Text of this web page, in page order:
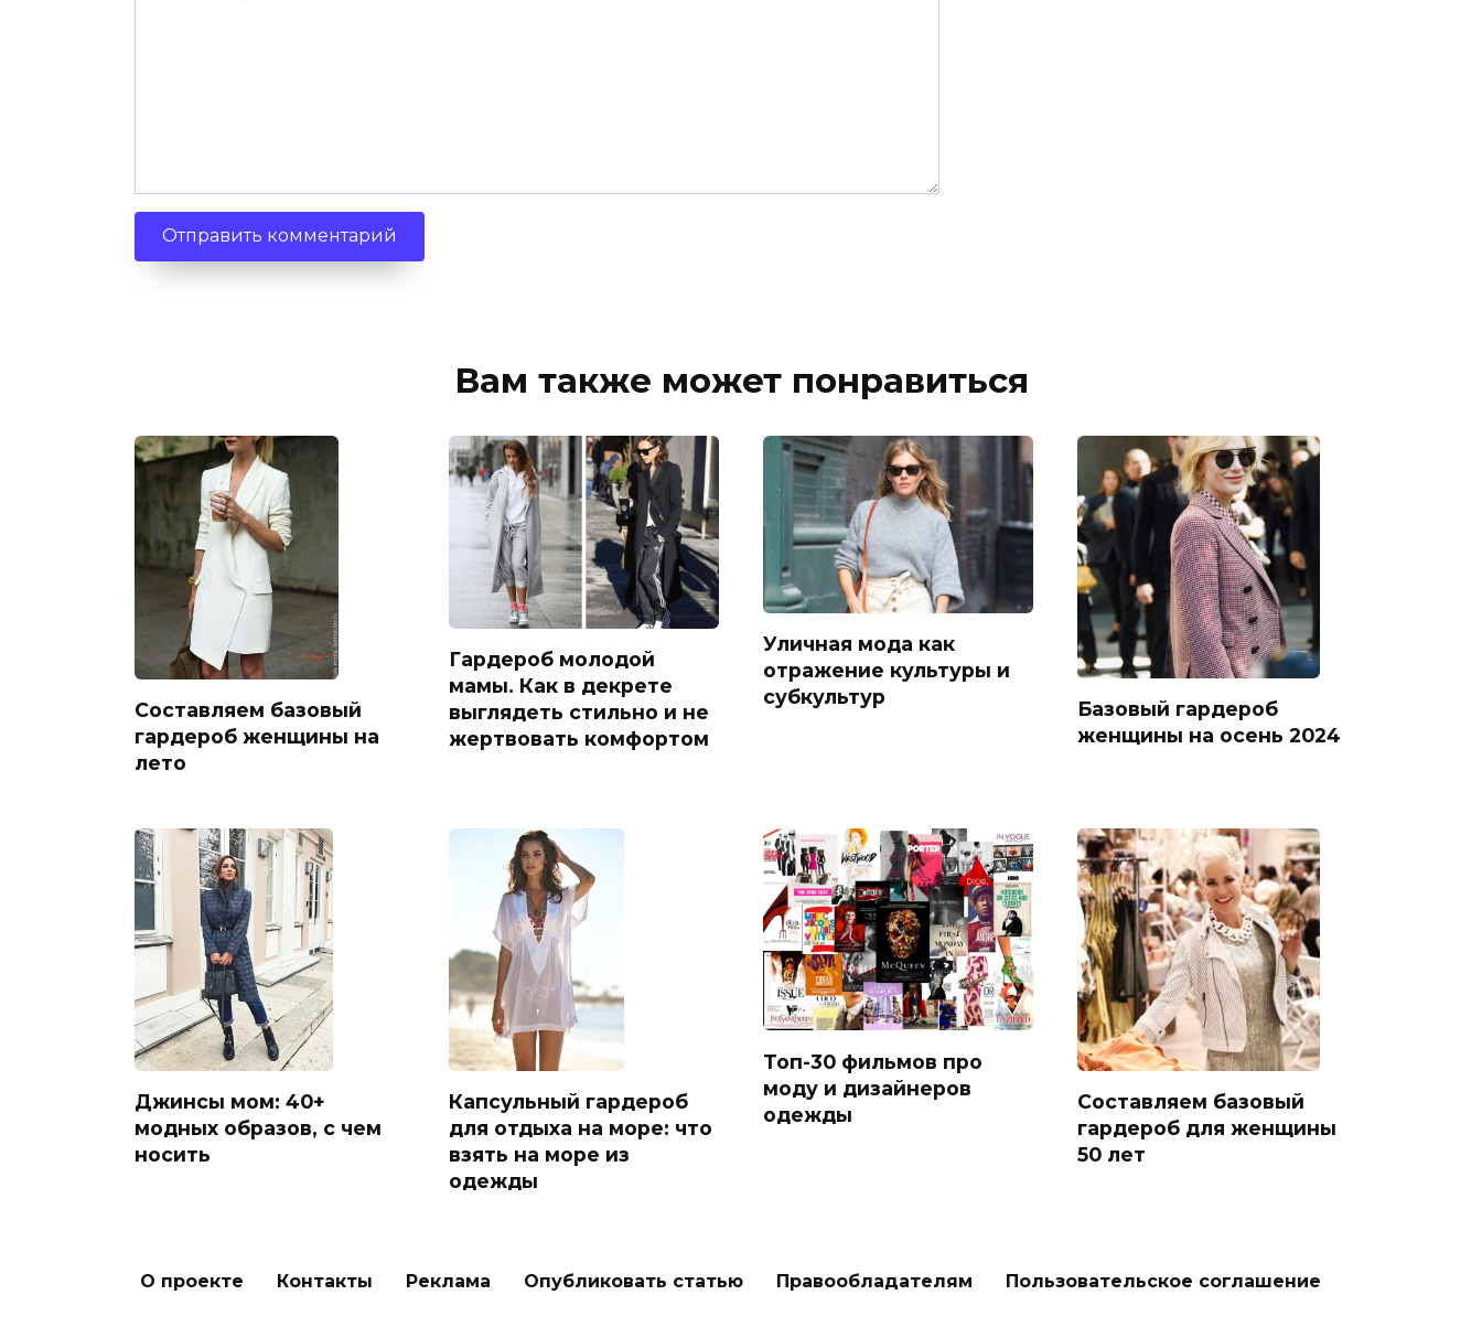
Вам также может понравиться
Составляем базовый
гардероб женщины на
лето
Гардероб молодой
мамы. Как в декрете
выглядеть стильно и не
жертвовать комфортом
Уличная мода как
отражение культуры и
субкультур
Базовый гардероб
женщины на осень 2024
Джинсы мом: 40+
модных образов, с чем
носить
Капсульный гардероб
для отдыха на море: что
взять на море из
одежды
Топ-30 фильмов про
моду и дизайнеров
одежды
Составляем базовый
гардероб для женщины
50 лет
О проекте Контакты Реклама Опубликовать статью Правообладателям Пользовательское соглашение